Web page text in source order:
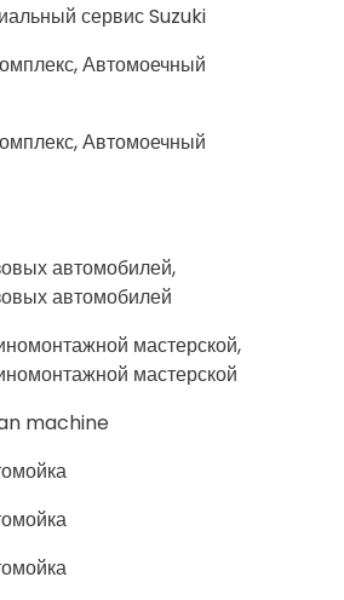
сервис Suzuki
Автомоечный
Автомоечный
автомобилей,
автомобилей
мастерской,
мастерской
machine